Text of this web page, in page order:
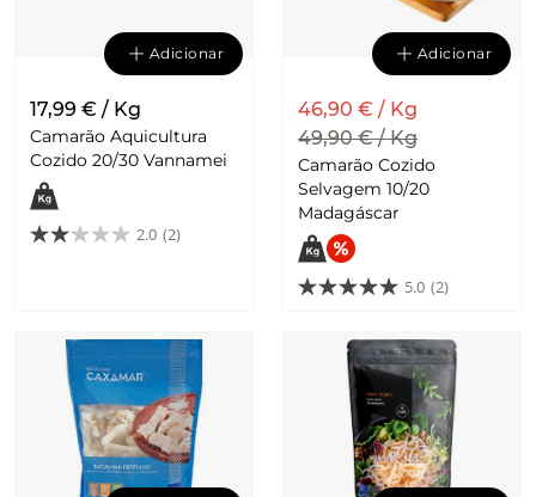
Adicionar
17,99 € / Kg
Camarão Aquicultura
Cozido 20/30 Vannamei
2.0 (2)
Adicionar
46,90 € / Kg
49,90 € / Kg
Camarão Cozido
Selvagem 10/20
Madagáscar
5.0 (2)